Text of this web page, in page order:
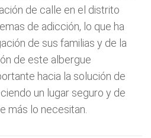
de calle en el distrito
de adicción, lo que ha
de sus familias y de la
de este albergue
hacia la solución de
un lugar seguro y de
más lo necesitan.